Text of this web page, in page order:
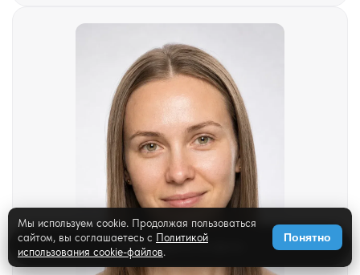
✨Примерить на фото
Мы используем cookie. Продолжая пользоваться
сайтом, вы соглашаетесь с Политикой
использования cookie-файлов.
Понятно